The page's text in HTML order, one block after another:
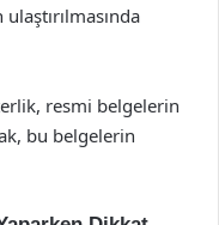
resmi belgelerin
bu belgelerin